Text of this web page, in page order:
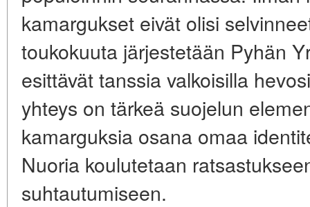
kamargukset eivät olisi
toukokuuta järjestetään Pyhän
esittävät tanssia valkoisilla
yhteys on tärkeä suojelun
kamarguksia osana omaa
Nuoria koulutetaan
suhtautumiseen.